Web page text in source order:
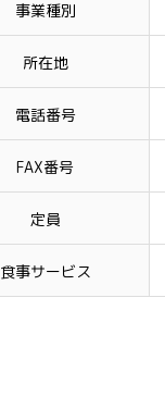
事業種別
所在地
電話番号
FAX番号
定員
食事サービス